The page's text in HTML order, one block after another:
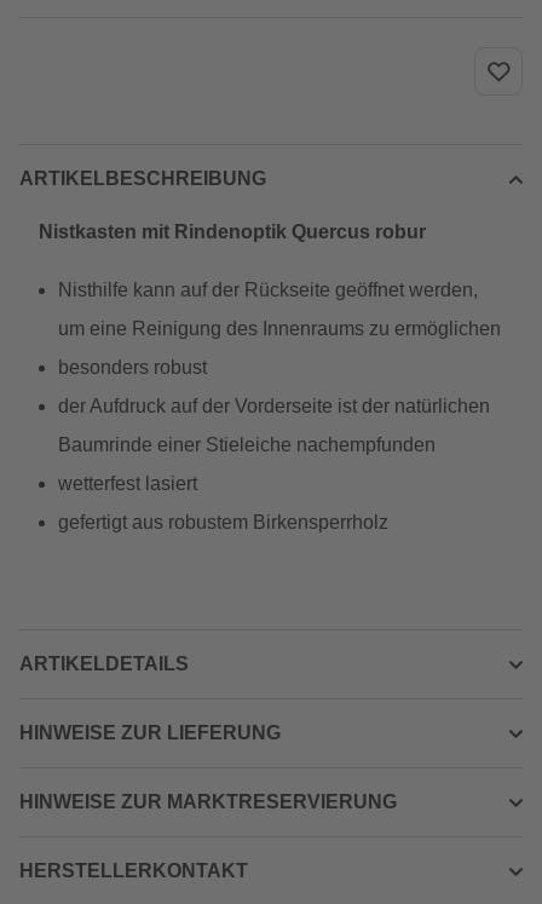
ARTIKELBESCHREIBUNG
Nistkasten mit Rindenoptik Quercus robur
Nisthilfe kann auf der Rückseite geöffnet werden,
um eine Reinigung des Innenraums zu ermöglichen
besonders robust
der Aufdruck auf der Vorderseite ist der natürlichen
Baumrinde einer Stieleiche nachempfunden
wetterfest lasiert
gefertigt aus robustem Birkensperrholz
ARTIKELDETAILS
HINWEISE ZUR LIEFERUNG
HINWEISE ZUR MARKTRESERVIERUNG
HERSTELLERKONTAKT